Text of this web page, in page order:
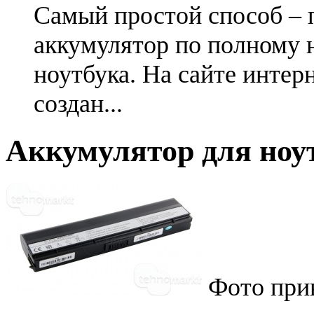
Самый простой способ –
аккумулятор по
ноутбука. На сайте
создан...
Аккумулятор для
Фото